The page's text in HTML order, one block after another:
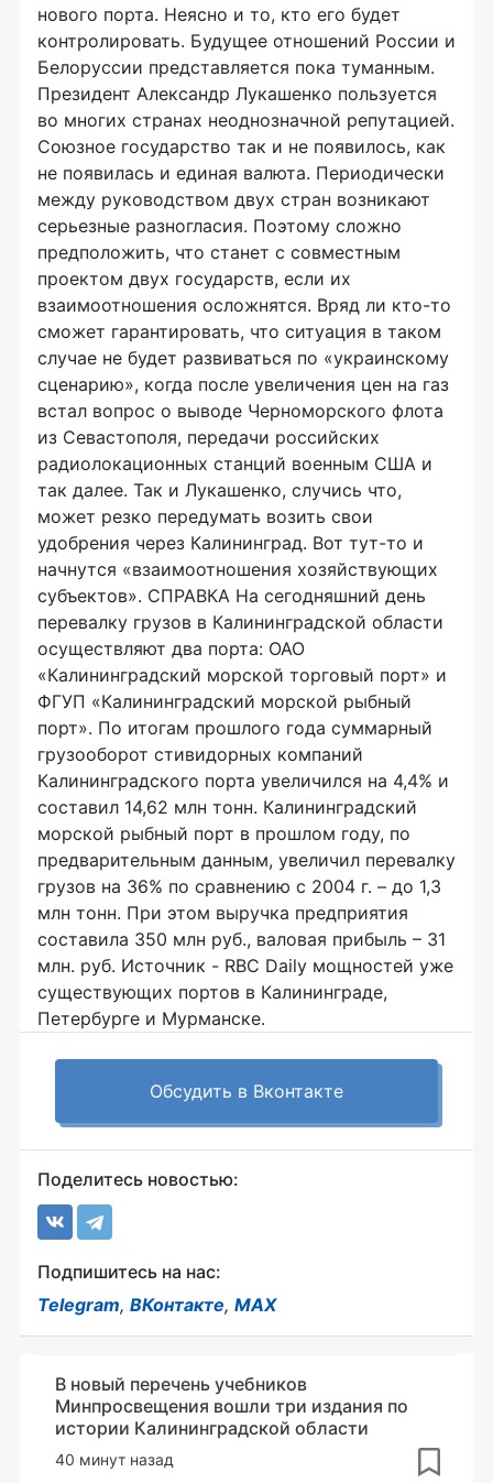
нового порта. Неясно и то, кто его будет
контролировать. Будущее отношений России и
Белоруссии представляется пока туманным.
Президент Александр Лукашенко пользуется
во многих странах неоднозначной репутацией.
Союзное государство так и не появилось, как
не появилась и единая валюта. Периодически
между руководством двух стран возникают
серьезные разногласия. Поэтому сложно
предположить, что станет с совместным
проектом двух государств, если их
взаимоотношения осложнятся. Вряд ли кто-то
сможет гарантировать, что ситуация в таком
случае не будет развиваться по «украинскому
сценарию», когда после увеличения цен на газ
встал вопрос о выводе Черноморского флота
из Севастополя, передачи российских
радиолокационных станций военным США и
так далее. Так и Лукашенко, случись что,
может резко передумать возить свои
удобрения через Калининград. Вот тут-то и
начнутся «взаимоотношения хозяйствующих
субъектов». СПРАВКА На сегодняшний день
перевалку грузов в Калининградской области
осуществляют два порта: ОАО
«Калининградский морской торговый порт» и
ФГУП «Калининградский морской рыбный
порт». По итогам прошлого года суммарный
грузооборот стивидорных компаний
Калининградского порта увеличился на 4,4% и
составил 14,62 млн тонн. Калининградский
морской рыбный порт в прошлом году, по
предварительным данным, увеличил перевалку
грузов на 36% по сравнению с 2004 г. – до 1,3
млн тонн. При этом выручка предприятия
составила 350 млн руб., валовая прибыль – 31
млн. руб. Источник - RBC Daily мощностей уже
существующих портов в Калининграде,
Петербурге и Мурманске.
Обсудить в Вконтакте
Поделитесь новостью:
Подпишитесь на нас:
Telegram, ВКонтакте, MAX
В новый перечень учебников
Минпросвещения вошли три издания по
истории Калининградской области
40 минут назад